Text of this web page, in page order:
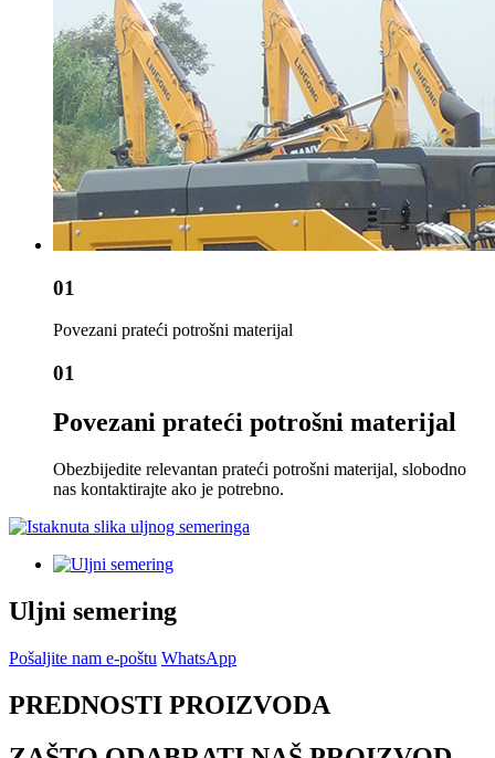
01
Povezani prateći potrošni materijal
01
Povezani prateći potrošni materijal
Obezbijedite relevantan prateći potrošni materijal, slobodno
nas kontaktirajte ako je potrebno.
Uljni semering
Pošaljite nam e-poštu WhatsApp
PREDNOSTI PROIZVODA